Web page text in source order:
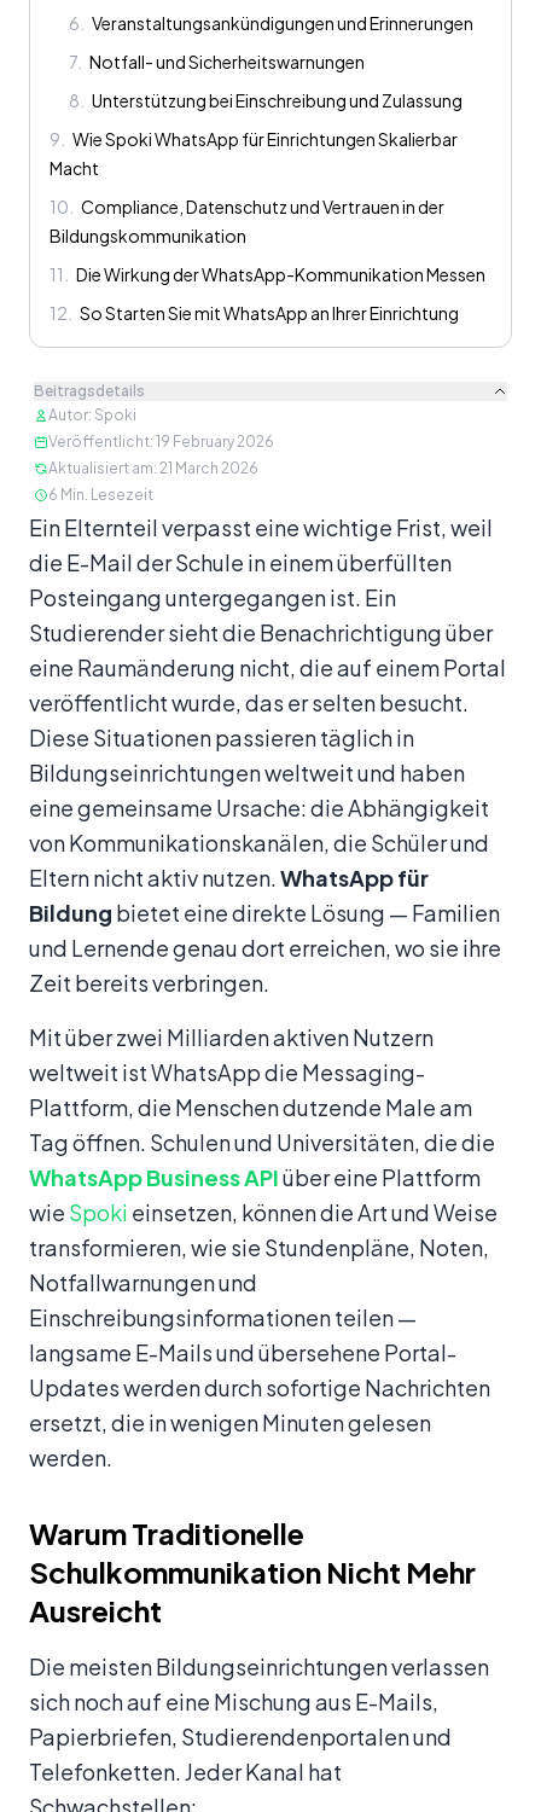
6
Veranstaltungsankündigungen und Erinnerungen
7 Notfall- und Sicherheitswarnungen
8
Unterstützung bei Einschreibung und Zulassung
9
Wie Spoki WhatsApp für Einrichtungen Skalierbar
Macht
10
Compliance, Datenschutz und Vertrauen in der
Bildungskommunikation
11
Die Wirkung der WhatsApp-Kommunikation Messen
12
So Starten Sie mit WhatsApp an Ihrer Einrichtung
Beitragsdetails
Autor: Spoki
Veröffentlicht: 19 February 2026
Aktualisiert am: 21 March 2026
6 Min. Lesezeit
Inhalt
Ein Elternteil verpasst eine wichtige Frist, weil
die E-Mail der Schule in einem überfüllten
Posteingang untergegangen ist. Ein
Studierender sieht die Benachrichtigung über
eine Raumänderung nicht, die auf einem Portal
veröffentlicht wurde, das er selten besucht.
Diese Situationen passieren täglich in
Bildungseinrichtungen weltweit und haben
eine gemeinsame Ursache: die Abhängigkeit
von Kommunikationskanälen, die Schüler und
Eltern nicht aktiv nutzen.WhatsApp für
Bildung bietet eine direkte Lösung — Familien
und Lernende genau dort erreichen, wo sie ihre
Zeit bereits verbringen.
Mit über zwei Milliarden aktiven Nutzern
weltweit ist WhatsApp die Messaging-
Plattform, die Menschen dutzende Male am
Tag öffnen. Schulen und Universitäten, die die
WhatsApp Business APIüber eine Plattform
wie Spoki einsetzen, können die Art und Weise
transformieren, wie sie Stundenpläne, Noten,
Notfallwarnungen und
Einschreibungsinformationen teilen —
langsame E-Mails und übersehene Portal-
Updates werden durch sofortige Nachrichten
ersetzt, die in wenigen Minuten gelesen
werden.
Warum Traditionelle
Schulkommunikation Nicht Mehr
Ausreicht
Die meisten Bildungseinrichtungen verlassen
sich noch auf eine Mischung aus E-Mails,
Papierbriefen, Studierendenportalen und
Telefonketten. Jeder Kanal hat